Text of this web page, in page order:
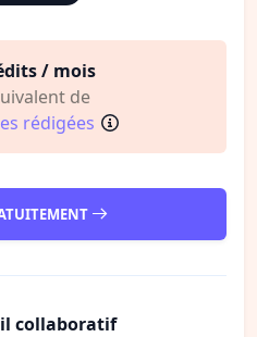
/ mois
de
rédigées
collaboratif